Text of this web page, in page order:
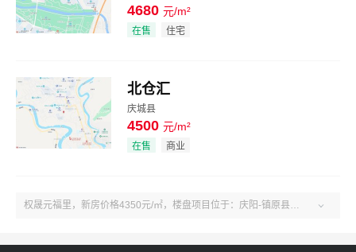
效果图
4680 元/m²
在售 住宅
效果图
北仓汇
庆城县
4500 元/m²
在售 商业
